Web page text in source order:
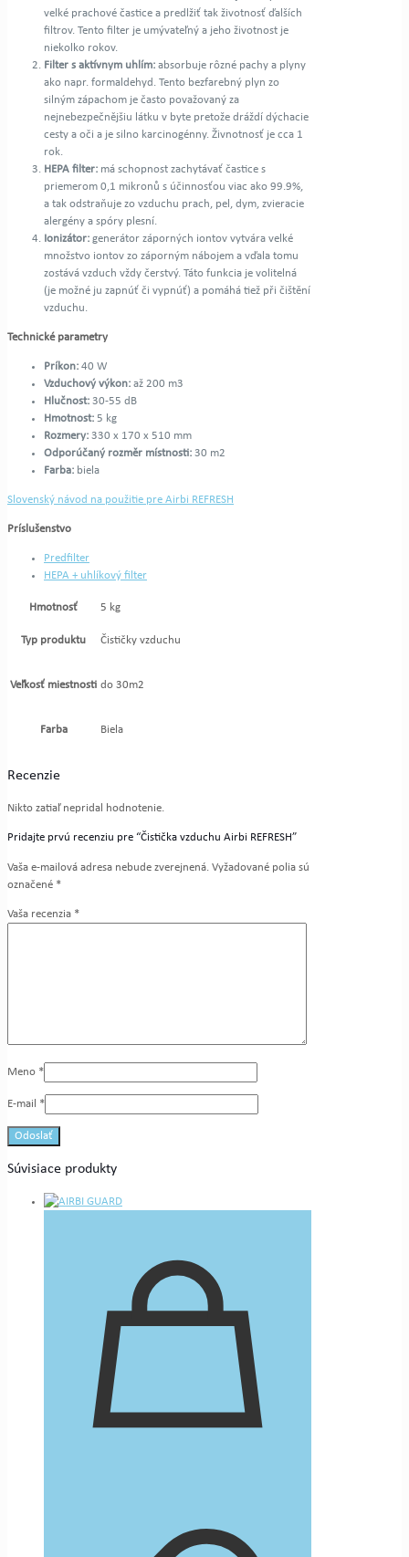
velké prachové častice a predlžiť tak životnosť ďalších
filtrov. Tento filter je umývateľný a jeho životnost je
niekolko rokov.
Filter s aktívnym uhlím: absorbuje rôzné pachy a plyny
ako napr. formaldehyd. Tento bezfarebný plyn zo
silným zápachom je často považovaný za
nejnebezpečnějšiu látku v byte pretože dráždí dýchacie
cesty a oči a je silno karcinogénny. Živnotnosť je cca 1
rok.
HEPA filter: má schopnost zachytávať častice s
priemerom 0,1 mikronů s účinnosťou viac ako 99.9%,
a tak odstraňuje zo vzduchu prach, pel, dym, zvieracie
alergény a spóry plesní.
Ionizátor: generátor záporných iontov vytvára velké
množstvo iontov zo záporným nábojem a vďala tomu
zostává vzduch vždy čerstvý. Táto funkcia je volitelná
(je možné ju zapnúť či vypnúť) a pomáhá tiež při čištění
vzduchu.
Technické parametry
Príkon: 40 W
Vzduchový výkon: až 200 m3
Hlučnost: 30-55 dB
Hmotnost: 5 kg
Rozmery: 330 x 170 x 510 mm
Odporúčaný rozměr místnosti: 30 m2
Farba: biela
Slovenský návod na použitie pre Airbi REFRESH
Príslušenstvo
Predfilter
HEPA + uhlíkový filter
Hmotnosť 5 kg
Typ produktu Čističky vzduchu
Veľkosť miestnosti do 30m2
Farba Biela
Recenzie
Nikto zatiaľ nepridal hodnotenie.
Pridajte prvú recenziu pre “Čistička vzduchu Airbi REFRESH”
Vaša e-mailová adresa nebude zverejnená. Vyžadované polia sú
označené *
Vaša recenzia *
Meno *
E-mail *
Súvisiace produkty